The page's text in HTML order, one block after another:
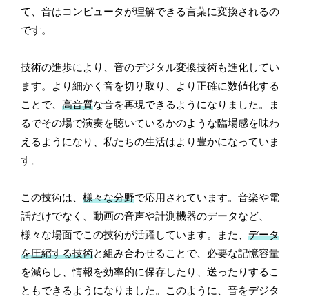
て、音はコンピュータが理解できる言葉に変換されるの
です。
技術の進歩により、音のデジタル変換技術も進化してい
ます。より細かく音を切り取り、より正確に数値化する
ことで、高音質な音を再現できるようになりました。ま
るでその場で演奏を聴いているかのような臨場感を味わ
えるようになり、私たちの生活はより豊かになっていま
す。
この技術は、様々な分野で応用されています。音楽や電
話だけでなく、動画の音声や計測機器のデータなど、
様々な場面でこの技術が活躍しています。また、データ
を圧縮する技術と組み合わせることで、必要な記憶容量
を減らし、情報を効率的に保存したり、送ったりするこ
ともできるようになりました。このように、音をデジタ